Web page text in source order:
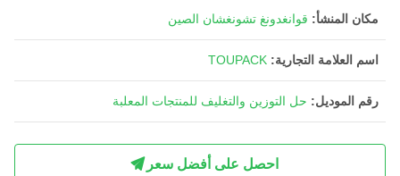
مكان المنشأ: قوانغدونغ تشونغشان الصين
اسم العلامة التجارية: TOUPACK
رقم الموديل: حل التوزين والتغليف للمنتجات المعلبة
احصل على أفضل سعر